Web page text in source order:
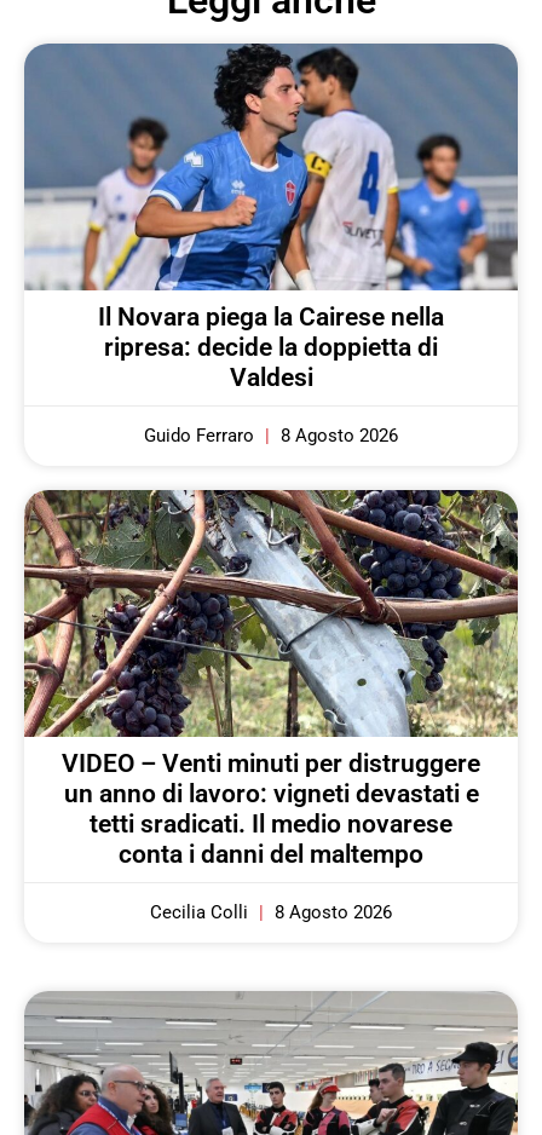
Il Novara piega la Cairese nella
ripresa: decide la doppietta di
Valdesi
Guido Ferraro 8 Agosto 2026
VIDEO – Venti minuti per distruggere
un anno di lavoro: vigneti devastati e
tetti sradicati. Il medio novarese
conta i danni del maltempo
Cecilia Colli 8 Agosto 2026